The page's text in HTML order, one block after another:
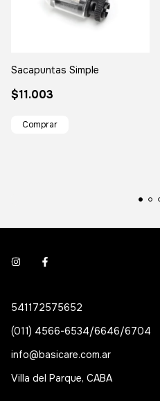
Sacapuntas Simple
$11.003
541172575652
(011) 4566-6534/6646/6704
info@basicare.com.ar
Villa del Parque, CABA